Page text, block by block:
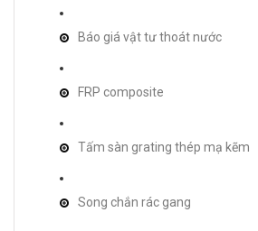
Báo giá vật tư thoát nước
FRP composite
Tấm sàn grating thép mạ kẽm
Song chắn rác gang